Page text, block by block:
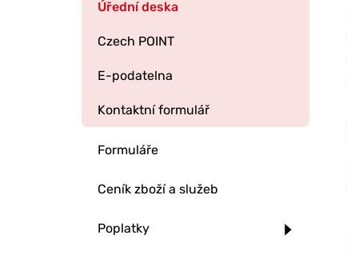
Úřední deska
Czech POINT
E-podatelna
Kontaktní formulář
Formuláře
Ceník zboží a služeb
Poplatky